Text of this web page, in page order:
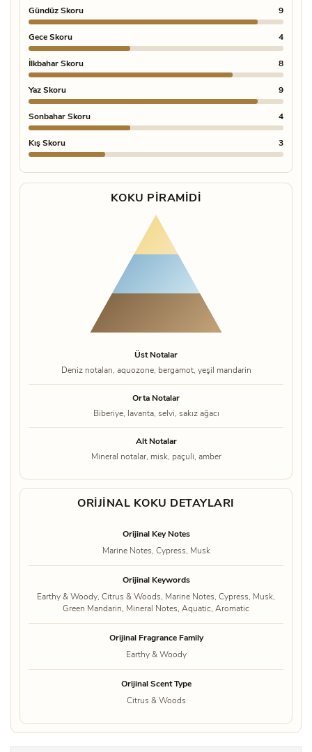
Gündüz Skoru 9
Gece Skoru 4
İlkbahar Skoru 8
Yaz Skoru 9
Sonbahar Skoru 4
Kış Skoru 3
KOKU PIRAMIDI
Üst Notalar
Deniz notaları, aquozone, bergamot, yeşil mandarin
Orta Notalar
Biberiye, lavanta, selvi, sakız ağacı
Alt Notalar
Mineral notalar, misk, paçuli, amber
ORIJINAL KOKU DETAYLARI
Orijinal Key Notes
Marine Notes, Cypress, Musk
Orijinal Keywords
Earthy & Woody, Citrus & Woods, Marine Notes, Cypress, Musk,
Green Mandarin, Mineral Notes, Aquatic, Aromatic
Orijinal Fragrance Family
Earthy & Woody
Orijinal Scent Type
Citrus & Woods